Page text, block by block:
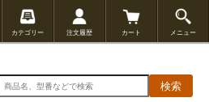
カテゴリー 注文履歴 カート メニュー
検索